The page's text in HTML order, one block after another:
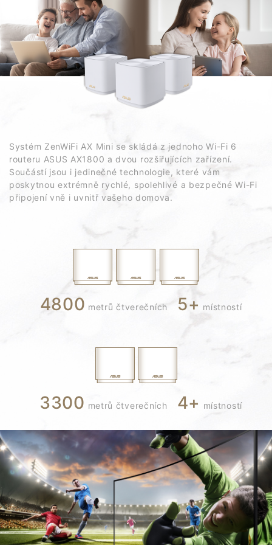
Systém ZenWiFi AX Mini se skládá z jednoho Wi-Fi 6
routeru ASUS AX1800 a dvou rozšiřujících zařízení.
Součástí jsou i jedinečné technologie, které vám
poskytnou extrémně rychlé, spolehlivé a bezpečné Wi-Fi
připojení vně i uvnitř vašeho domova.
4800 metrů čtverečních 5+ místností
3300 metrů čtverečních 4+ místností
osobních údajů a nesete také riziko spojené s takovým používáním.
ASUS neposkytuje podporu ani nezaručuje průběžnou integrační
podporu u produktů, které nejsou součástí ekosystému ASUS.
Zařízení se v určitých regionech, včetně zemí EU, Asie a Tichomoří,
Austrálie a Kanady při provozu ve frekvenčním pásmu 5150-5350 MHz
smí používat jen ve vnitřních prostorech. Venkovní použití v tomto
pásmu může být zakázáno nebo může vyžadovat regulatorní schválení.
Před instalací si ověřte místní předpisy.
U modelů s podporou Time Machine počínaje verzí macOS 26 (Tahoe)
Doprava zdarma
Při nákupu nad 3 000 Kč doprava zdarma
Potřebujete pomoc během nákupu?
Sítě / IoT / Servery
Více informací
Udržitelnost
Podporované Typy Plateb
Získejte nejnovější nabídky a další
Sign up